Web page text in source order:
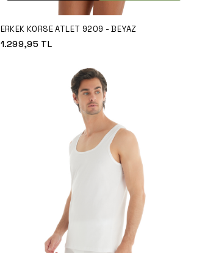
ERKEK KORSE ATLET 9209 - BEYAZ
1.299,95TL